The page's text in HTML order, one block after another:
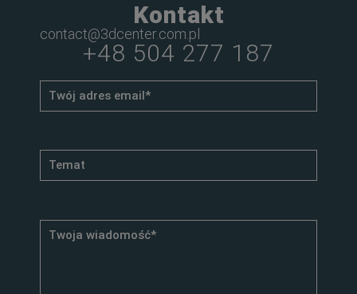
Kontakt
contact@3dcenter.com.pl
+48 504 277 187